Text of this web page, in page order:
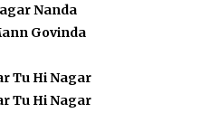
Nanda
Govinda
Tu Hi Nagar
Tu Hi Nagar